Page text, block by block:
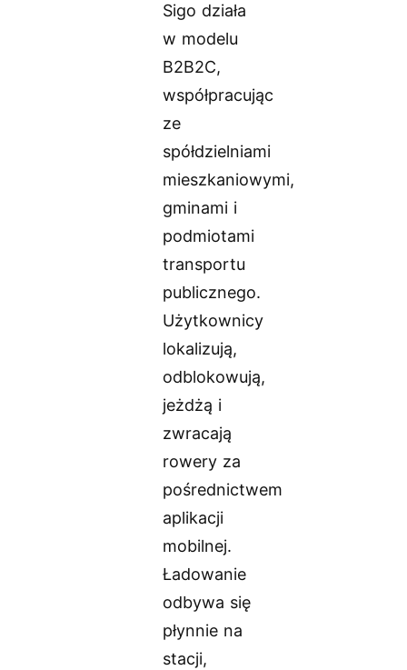
Sigo działa
w modelu
B2B2C,
współpracując
ze
spółdzielniami
mieszkaniowymi,
gminami i
podmiotami
transportu
publicznego.
Użytkownicy
lokalizują,
odblokowują,
jeżdżą i
zwracają
rowery za
pośrednictwem
aplikacji
mobilnej.
Ładowanie
odbywa się
płynnie na
stacji,